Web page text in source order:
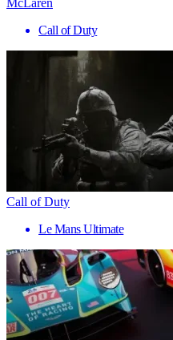
McLaren
Call of Duty
Call of Duty
Le Mans Ultimate